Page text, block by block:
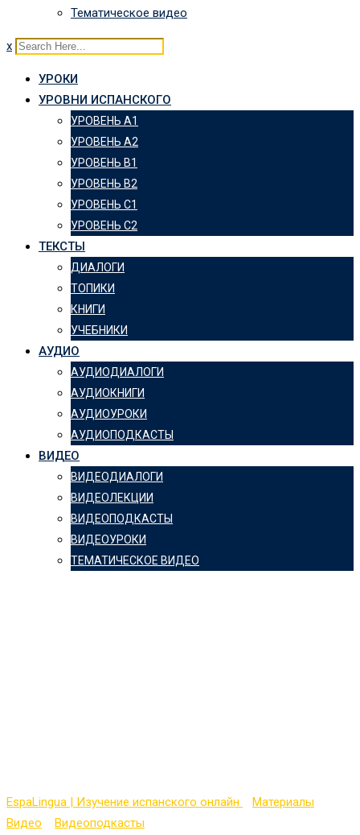
Тематическое видео
x
УРОКИ
УРОВНИ ИСПАНСКОГО
УРОВЕНЬ А1
УРОВЕНЬ А2
УРОВЕНЬ B1
УРОВЕНЬ B2
УРОВЕНЬ C1
УРОВЕНЬ C2
ТЕКСТЫ
ДИАЛОГИ
ТОПИКИ
КНИГИ
УЧЕБНИКИ
АУДИО
АУДИОДИАЛОГИ
АУДИОКНИГИ
АУДИОУРОКИ
АУДИОПОДКАСТЫ
ВИДЕО
ВИДЕОДИАЛОГИ
ВИДЕОЛЕКЦИИ
ВИДЕОПОДКАСТЫ
ВИДЕОУРОКИ
ТЕМАТИЧЕСКОЕ ВИДЕО
EspaLingua | Изучение испанского онлайн Материалы
Видео
Видеоподкасты